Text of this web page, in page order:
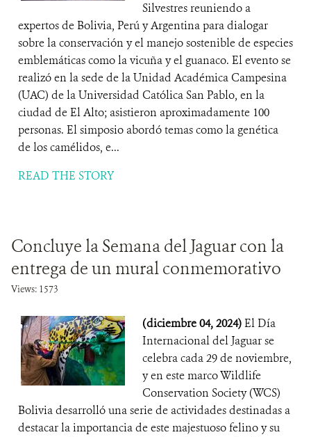
Silvestres reuniendo a
expertos de Bolivia, Perú y Argentina para dialogar
sobre la conservación y el manejo sostenible de especies
emblemáticas como la vicuña y el guanaco. El evento se
realizó en la sede de la Unidad Académica Campesina
(UAC) de la Universidad Católica San Pablo, en la
ciudad de El Alto; asistieron aproximadamente 100
personas. El simposio abordó temas como la genética
de los camélidos, e...
READ THE STORY
Concluye la Semana del Jaguar con la
entrega de un mural conmemorativo
Views: 1573
(diciembre 04, 2024)El Día
Internacional del Jaguar se
celebra cada 29 de noviembre,
y en este marco Wildlife
Conservation Society (WCS)
Bolivia desarrolló una serie de actividades destinadas a
destacar la importancia de este majestuoso felino y su